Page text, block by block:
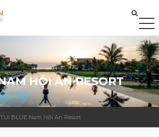
HỘI AN RESORT
TUI BLUE Nam Hội An Resort